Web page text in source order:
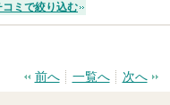
ミで絞り込む
前へ 一覧へ 次へ